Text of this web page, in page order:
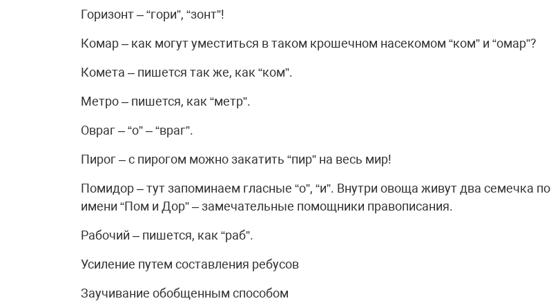
Горизонт – “гори”, “зонт”!
Комар – как могут уместиться в таком крошечном насекомом “ком” и “омар”?
Комета – пишется так же, как “ком”.
Метро – пишется, как “метр”.
Овраг – “о” – “враг”.
Пирог – с пирогом можно закатить “пир” на весь мир!
Помидор – тут запоминаем гласные “о”, “и”. Внутри овоща живут два семечка по
имени “Пом и Дор” – замечательные помощники правописания.
Рабочий – пишется, как “раб”.
Усиление путем составления ребусов
Заучивание обобщенным способом